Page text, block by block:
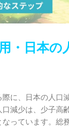
・日本の
に、日本の人口
減少は、少子高
っています。総